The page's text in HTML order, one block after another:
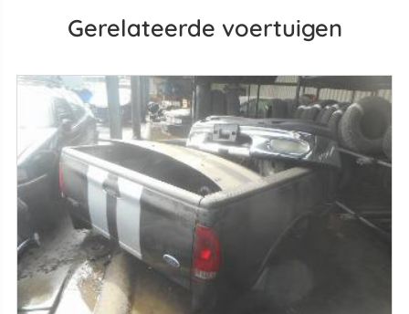
Gerelateerde voertuigen